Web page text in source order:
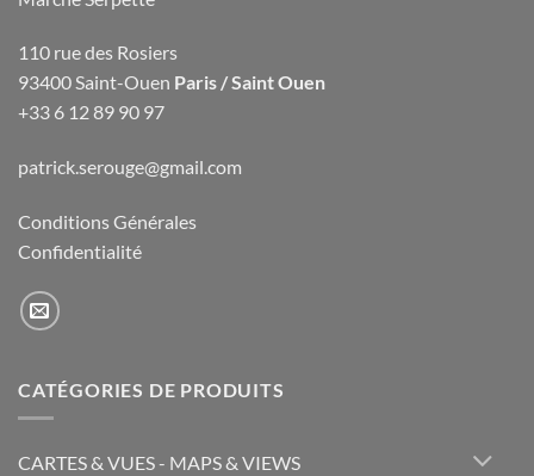
110 rue des Rosiers
93400 Saint-Ouen Paris / Saint Ouen
+33 6 12 89 90 97
patrick.serouge@gmail.com
Conditions Générales
Confidentialité
CATÉGORIES DE PRODUITS
CARTES & VUES - MAPS & VIEWS